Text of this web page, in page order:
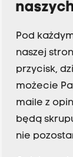
Pod
naszej
przycisk,
możecie
maile z
będą
nie